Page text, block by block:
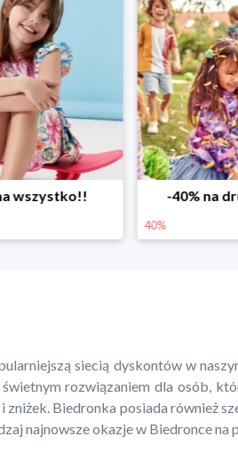
wszystko!! -40% na
40%
siecią dyskontów w
rozwiązaniem dla osób,
Biedronka posiada również
najnowsze okazje w Biedronce na